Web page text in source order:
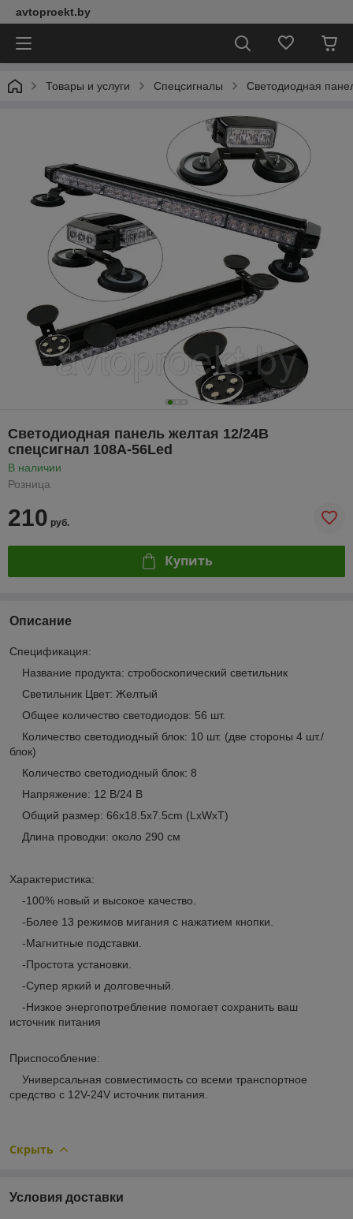
avtoproekt.by
Товары и услуги Спецсигналы Светодиодная
Светодиодная панель желтая 12/24В
спецсигнал 108A-56Led
В наличии
Розница
210 руб.
Купить
Описание
Спецификация:
Название продукта: стробоскопический светильник
Светильник Цвет: Желтый
Общее количество светодиодов: 56 шт.
Количество светодиодный блок: 10 шт. (две стороны 4 шт./
блок)
Количество светодиодный блок: 8
Напряжение: 12 В/24 В
Общий размер: 66x18.5x7.5cm (LxWxT)
Длина проводки: около 290 см
Характеристика:
-100% новый и высокое качество.
-Более 13 режимов мигания с нажатием кнопки.
-Магнитные подставки.
-Простота установки.
-Супер яркий и долговечный.
-Низкое энергопотребление помогает сохранить ваш
источник питания
Приспособление:
Универсальная совместимость со всеми транспортное
средство с 12V-24V источник питания.
Скрыть
Условия доставки